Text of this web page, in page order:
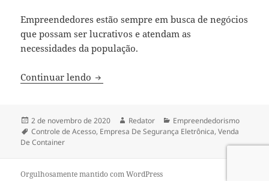
Empreendedores estão sempre em busca de negócios
que possam ser lucrativos e atendam as
necessidades da população.
Continuar lendo Empreendedores buscam
Publicado
em
2 de novembro de 2020 Autor
Redator Categorias
Empreendedorismo
Tags
Controle de Acesso, Empresa De Segurança Eletrônica,Venda
De Container
Orgulhosamente mantido com WordPress